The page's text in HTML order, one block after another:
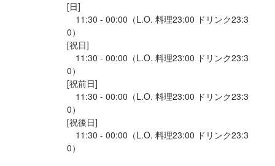
[日]
11:30 - 00:00（L.O. 料理23:00 ドリンク23:3
0）
[祝日]
11:30 - 00:00（L.O. 料理23:00 ドリンク23:3
0）
[祝前日]
11:30 - 00:00（L.O. 料理23:00 ドリンク23:3
0）
[祝後日]
11:30 - 00:00（L.O. 料理23:00 ドリンク23:3
0）
・成長したい方
選考の流れ
応募後、原則2営業日以内にご返信します。
1回の面接を経て内定となります。
お店の空気感を確認していただきたいので、Web面接は行ってい
実際に店舗にお越しいただいての面接となります。